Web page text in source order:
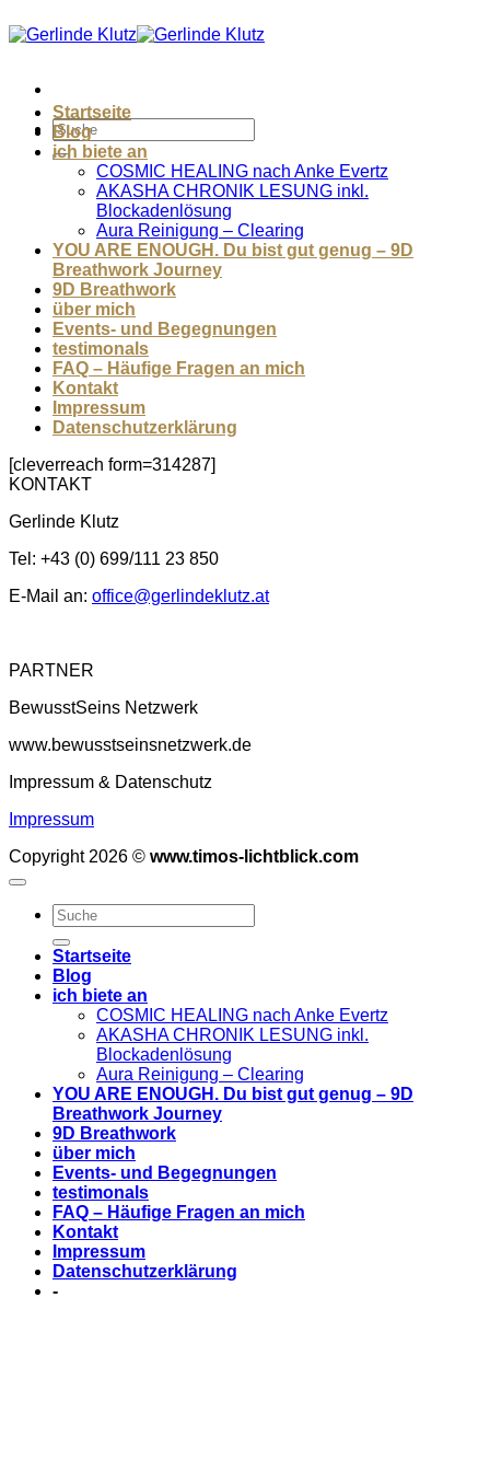
Inhalt
Startseite
Blog
ich biete an
COSMIC HEALING nach Anke Evertz
AKASHA CHRONIK LESUNG inkl.
Blockadenlösung
Aura Reinigung – Clearing
YOU ARE ENOUGH. Du bist gut genug – 9D
Breathwork Journey
9D Breathwork
über mich
Events- und Begegnungen
testimonals
FAQ – Häufige Fragen an mich
Kontakt
Impressum
Datenschutzerklärung
[cleverreach form=314287]
KONTAKT
Gerlinde Klutz
Tel: +43 (0) 699/111 23 850
E-Mail an: office@gerlindeklutz.at
PARTNER
BewusstSeins Netzwerk
www.bewusstseinsnetzwerk.de
Impressum & Datenschutz
Impressum
Copyright 2026 © www.timos-lichtblick.com
Startseite
Blog
ich biete an
COSMIC HEALING nach Anke Evertz
AKASHA CHRONIK LESUNG inkl.
Blockadenlösung
Aura Reinigung – Clearing
YOU ARE ENOUGH. Du bist gut genug – 9D
Breathwork Journey
9D Breathwork
über mich
Events- und Begegnungen
testimonals
FAQ – Häufige Fragen an mich
Kontakt
Impressum
Datenschutzerklärung
-